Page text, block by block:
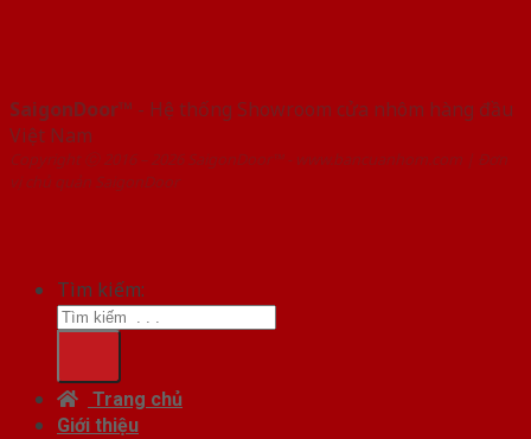
SaigonDoor™ - Hệ thống Showroom cửa nhôm hàng đầu
Việt Nam
Copyright ⓒ 2016 – 2026 SaigonDoor™ - www.bancuanhom.com | Đơn
vị chủ quản SaigonDoor
Tìm kiếm:
Trang chủ
Giới thiệu